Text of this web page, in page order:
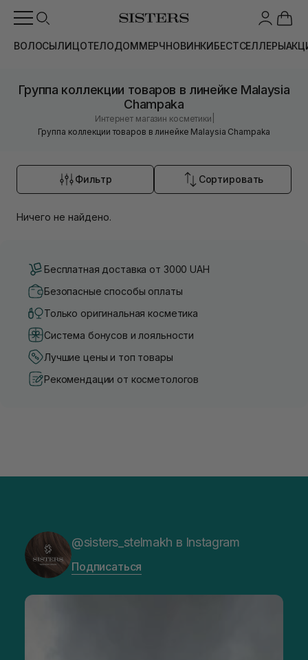
ВОЛОСЫЛИЦОТЕЛОДОММЕРЧНОВИНКИБЕСТСЕЛЛЕРЫ
Группа коллекции товаров в линейке Malaysia
Champaka
Интернет магазин косметики
Группа коллекции товаров в линейке Malaysia Champaka
Фильтр Сортировать
Ничего не найдено.
Бесплатная доставка от 3000 UAH
Безопасные способы оплаты
Только оригинальная косметика
Система бонусов и лояльности
Лучшие цены и топ товары
Рекомендации от косметологов
@sisters_stelmakh в Instagram
Подписаться